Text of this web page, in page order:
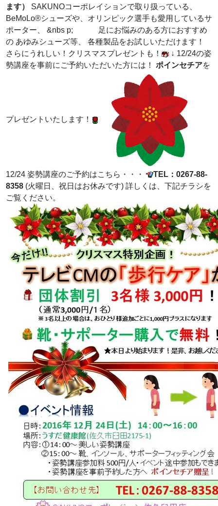
ます）
SAKUNOコーポレイションで取り扱っている、
BeMoLo®シューズや、オリンピック選手も愛用しているサ
ポーター、 &nbs p; 足にお悩みのある方におすすめ
の あゆみシューズ等、 各種製品をお試しいただけます！
さらにうれしい！クリスマスプレゼントも！
↓ 12/24の姿
勢講座を事前にご予約いただいた方には！ ポインセチアを
プレゼントいたします！
12/24 姿勢講座のご予約はこちら・・・
TEL：0267-88-
8358 (火曜日、祝日はお休みです) 詳しくは、下記チラシを
ご覧ください。